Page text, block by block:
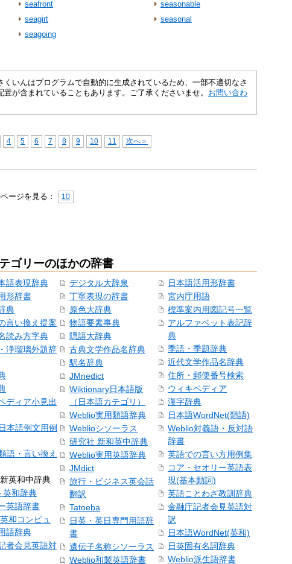
seafront
seagirt
seagoing
seasonable
seasonal
くいんはプログラムで自動的に生成されているため、一部不適切なさ
置が含まれていることもあります。ご了承くださいませ。 お問い合わ
4 5 6 7 8 9 10 11 次へ＞
ージを見る： 10
ゴリーのほかの辞書
語表現辞典
形辞書
典
言い換え提案
読み方字典
浄瑠璃外題辞
ディア小見出
本語例文用例
語・言い換え
英和中辞典
英和辞典
英語辞書
和コンピュ
語辞典
者会見英語対
デジタル大辞泉
丁寧表現の辞書
原色大辞典
物語要素事典
隠語大辞典
古典文学作品名辞典
駅名辞典
JMnedict
Wiktionary日本語版
（日本語カテゴリ）
Weblio実用類語辞典
Weblioシソーラス
研究社 新和英中辞典
Weblio実用英語辞典
JMdict
旅行・ビジネス英会話
翻訳
Tatoeba
日英・英日専門用語辞
書
遺伝子名称シソーラス
Weblio和製英語辞書
日本語活用形辞書
宮内庁用語
標準案内用図記号一覧
アルファベット表記辞
典
季語・季題辞典
近代文学作品名辞典
住所・郵便番号検索
ウィキペディア
漢字辞典
日本語WordNet(類語)
Weblio対義語・反対語
辞書
英語での言い方用例集
コア・セオリー英語表
現(基本動詞)
英語ことわざ教訓辞典
金融庁記者会見英語対
訳
日本語WordNet(英和)
日英固有名詞辞典
Weblio派生語辞書